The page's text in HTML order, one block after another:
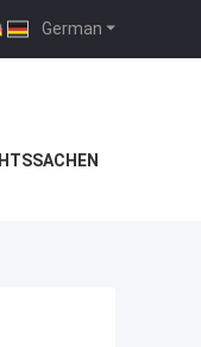
German